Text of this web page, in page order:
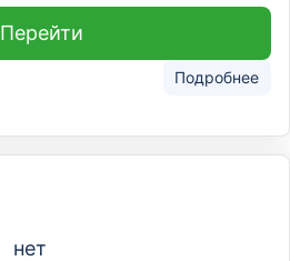
Подробнее
Перейти
нет